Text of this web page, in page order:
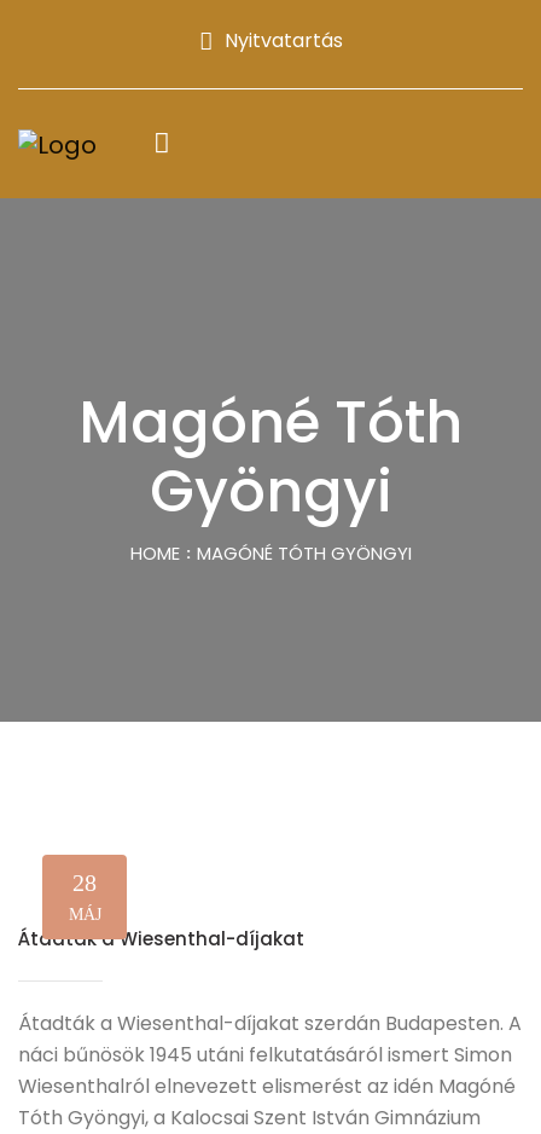
Nyitvatartás
Magóné Tóth
Gyöngyi
HOME MAGÓNÉ TÓTH GYÖNGYI
28
MÁJ
Átadták a Wiesenthal-díjakat
Átadták a Wiesenthal-díjakat szerdán Budapesten. A
náci bűnösök 1945 utáni felkutatásáról ismert Simon
Wiesenthalról elnevezett elismerést az idén Magóné
Tóth Gyöngyi, a Kalocsai Szent István Gimnázium